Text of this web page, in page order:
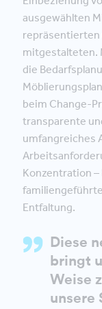
ausgewählten
mitgestalteten.
die
beim Change-
transparente
umfangreiches
Konzentration
Entfaltung.
Diese
bringt
Weise
unsere